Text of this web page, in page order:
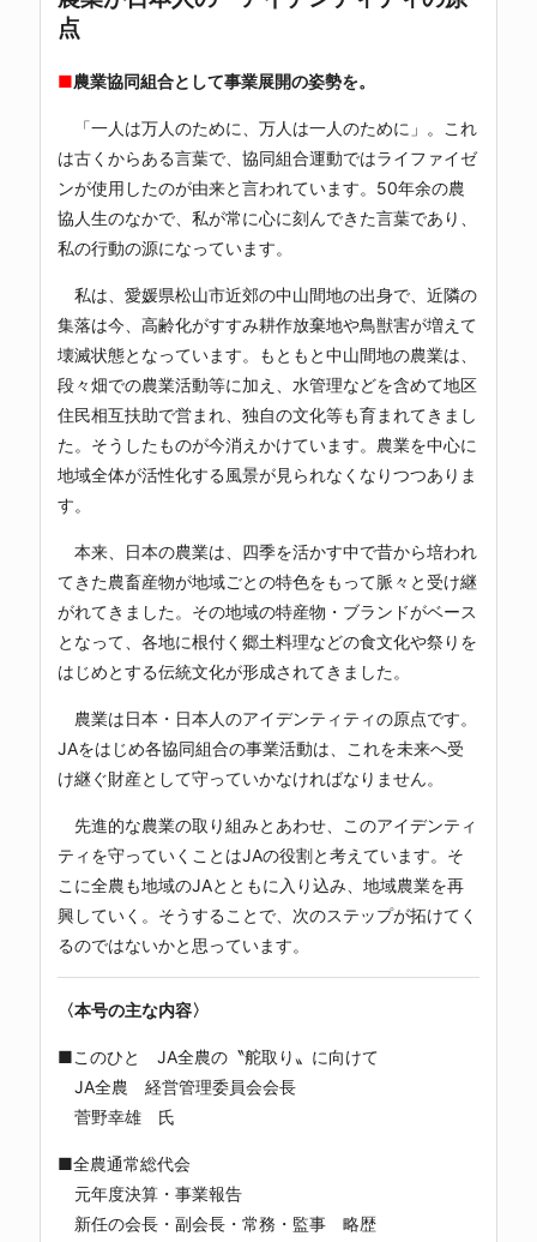
点
■農業協同組合として事業展開の姿勢を。
「一人は万人のために、万人は一人のために」。これ
は古くからある言葉で、協同組合運動ではライファイゼ
ンが使用したのが由来と言われています。50年余の農
協人生のなかで、私が常に心に刻んできた言葉であり、
私の行動の源になっています。
私は、愛媛県松山市近郊の中山間地の出身で、近隣の
集落は今、高齢化がすすみ耕作放棄地や鳥獣害が増えて
壊滅状態となっています。もともと中山間地の農業は、
段々畑での農業活動等に加え、水管理などを含めて地区
住民相互扶助で営まれ、独自の文化等も育まれてきまし
た。そうしたものが今消えかけています。農業を中心に
地域全体が活性化する風景が見られなくなりつつありま
す。
本来、日本の農業は、四季を活かす中で昔から培われ
てきた農畜産物が地域ごとの特色をもって脈々と受け継
がれてきました。その地域の特産物・ブランドがベース
となって、各地に根付く郷土料理などの食文化や祭りを
はじめとする伝統文化が形成されてきました。
農業は日本・日本人のアイデンティティの原点です。
JAをはじめ各協同組合の事業活動は、これを未来へ受
け継ぐ財産として守っていかなければなりません。
先進的な農業の取り組みとあわせ、このアイデンティ
ティを守っていくことはJAの役割と考えています。そ
こに全農も地域のJAとともに入り込み、地域農業を再
興していく。そうすることで、次のステップが拓けてく
るのではないかと思っています。
〈本号の主な内容〉
■このひと JA全農の〝舵取り〟に向けて
JA全農 経営管理委員会会長
菅野幸雄 氏
■全農通常総代会
元年度決算・事業報告
新任の会長・副会長・常務・監事 略歴